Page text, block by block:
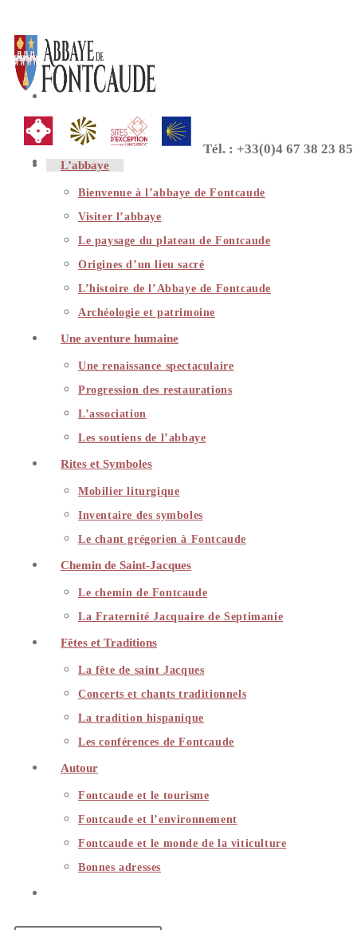
content
Tél. : +33(0)4 67 38 23 85
L’abbaye
Bienvenue à l’abbaye de Fontcaude
Visiter l’abbaye
Le paysage du plateau de Fontcaude
Origines d’un lieu sacré
L’histoire de l’Abbaye de Fontcaude
Archéologie et patrimoine
Une aventure humaine
Une renaissance spectaculaire
Progression des restaurations
L’association
Les soutiens de l’abbaye
Rites et Symboles
Mobilier liturgique
Inventaire des symboles
Le chant grégorien à Fontcaude
Chemin de Saint-Jacques
Le chemin de Fontcaude
La Fraternité Jacquaire de Septimanie
Fêtes et Traditions
La fête de saint Jacques
Concerts et chants traditionnels
La tradition hispanique
Les conférences de Fontcaude
Autour
Fontcaude et le tourisme
Fontcaude et l’environnement
Fontcaude et le monde de la viticulture
Bonnes adresses